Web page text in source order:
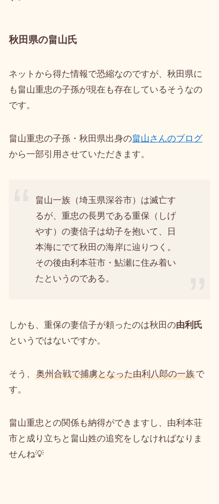
秋田県の畠山氏
ネットから得た情報で恐縮なのですが、秋田県に
も畠山重忠の子孫が現在も存在しているそうなの
です。
畠山重忠の子孫・秋田県出身の畠山さんのブログ
から一部引用させていただきます。
畠山一族（埼玉県深谷市）は滅亡す
るが、重忠の長男である重保（しげ
やす）の妻信子は幼子を抱いて、日
本海にでて秋田の海岸に辿りつく。
その後由利本荘市・鮎瀬に住み着い
たというのである。
しかも、重保の妻信子が頼ったのは秋田の由利氏
というではないですか。
そう、 奥州合戦で捕虜となった由利八郎の一族で
す。
畠山重忠との関係も納得ができますし、由利本荘
市と成り立ちと畠山姓の追究をしなければなりま
せんね💡